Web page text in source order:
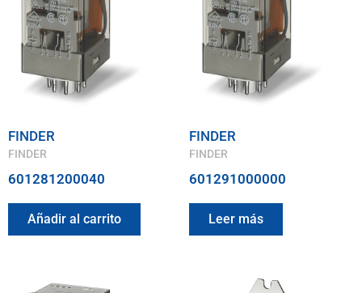
FINDER
FINDER
601281200040
Añadir al carrito
FINDER
FINDER
601291000000
Leer más